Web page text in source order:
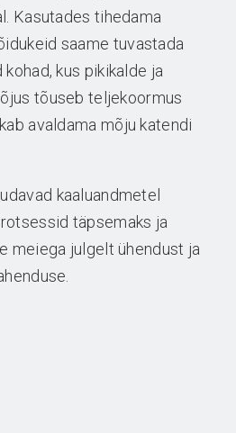
Kasutades tihedama
saame tuvastada
kus pikikalde ja
tõuseb teljekoormus
avaldama mõju katendi
kaaluandmetel
täpsemaks ja
meiega julgelt ühendust ja